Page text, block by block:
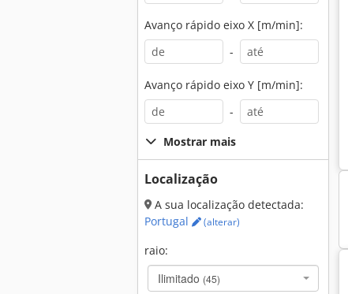
Avanço rápido eixo X [m/min]:
-
Avanço rápido eixo Y [m/min]:
-
Mostrar mais
Localização
A sua localização detectada:
Portugal
(alterar)
raio:
Ilimitado (45)
Correa Mills Cnc